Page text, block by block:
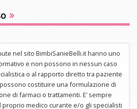
»
nel sito BimbiSanieBelli.it hanno uno
e non possono in nessun caso
o al rapporto diretto tra paziente
costituire una formulazione di
di farmaci o trattamenti. E’ sempre
medico curante e/o gli specialisti